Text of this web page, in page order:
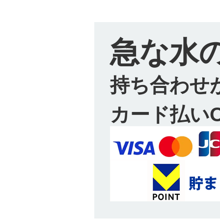
急な水
持ち合わせ
カード払い